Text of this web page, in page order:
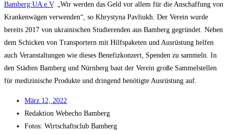
Bamberg:UA e.V. „Wir wer­den das Geld vor allem für die Anschaf­fung von
Kran­ken­wä­gen ver­wen­den“, so Khry­sty­na Pav­li­ukh. Der Ver­ein wur­de
bereits 2017 von ukrai­ni­schen Stu­die­ren­den aus Bam­berg gegrün­det. Neben
dem Schi­cken von Trans­por­tern mit Hilfs­pa­ke­ten und Aus­rüs­tung hel­fen
auch Ver­an­stal­tun­gen wie die­ses Bene­fiz­kon­zert, Spen­den zu sam­meln. In
den Städ­ten Bam­berg und Nürn­berg baut der Ver­ein gro­ße Sam­mel­stel­len
für medi­zi­ni­sche Pro­duk­te und drin­gend benö­tig­te Aus­rüs­tung auf.
März 12, 2022
Redak­ti­on Web­echo Bamberg
Fotos: Wirt­schafts­club Bamberg